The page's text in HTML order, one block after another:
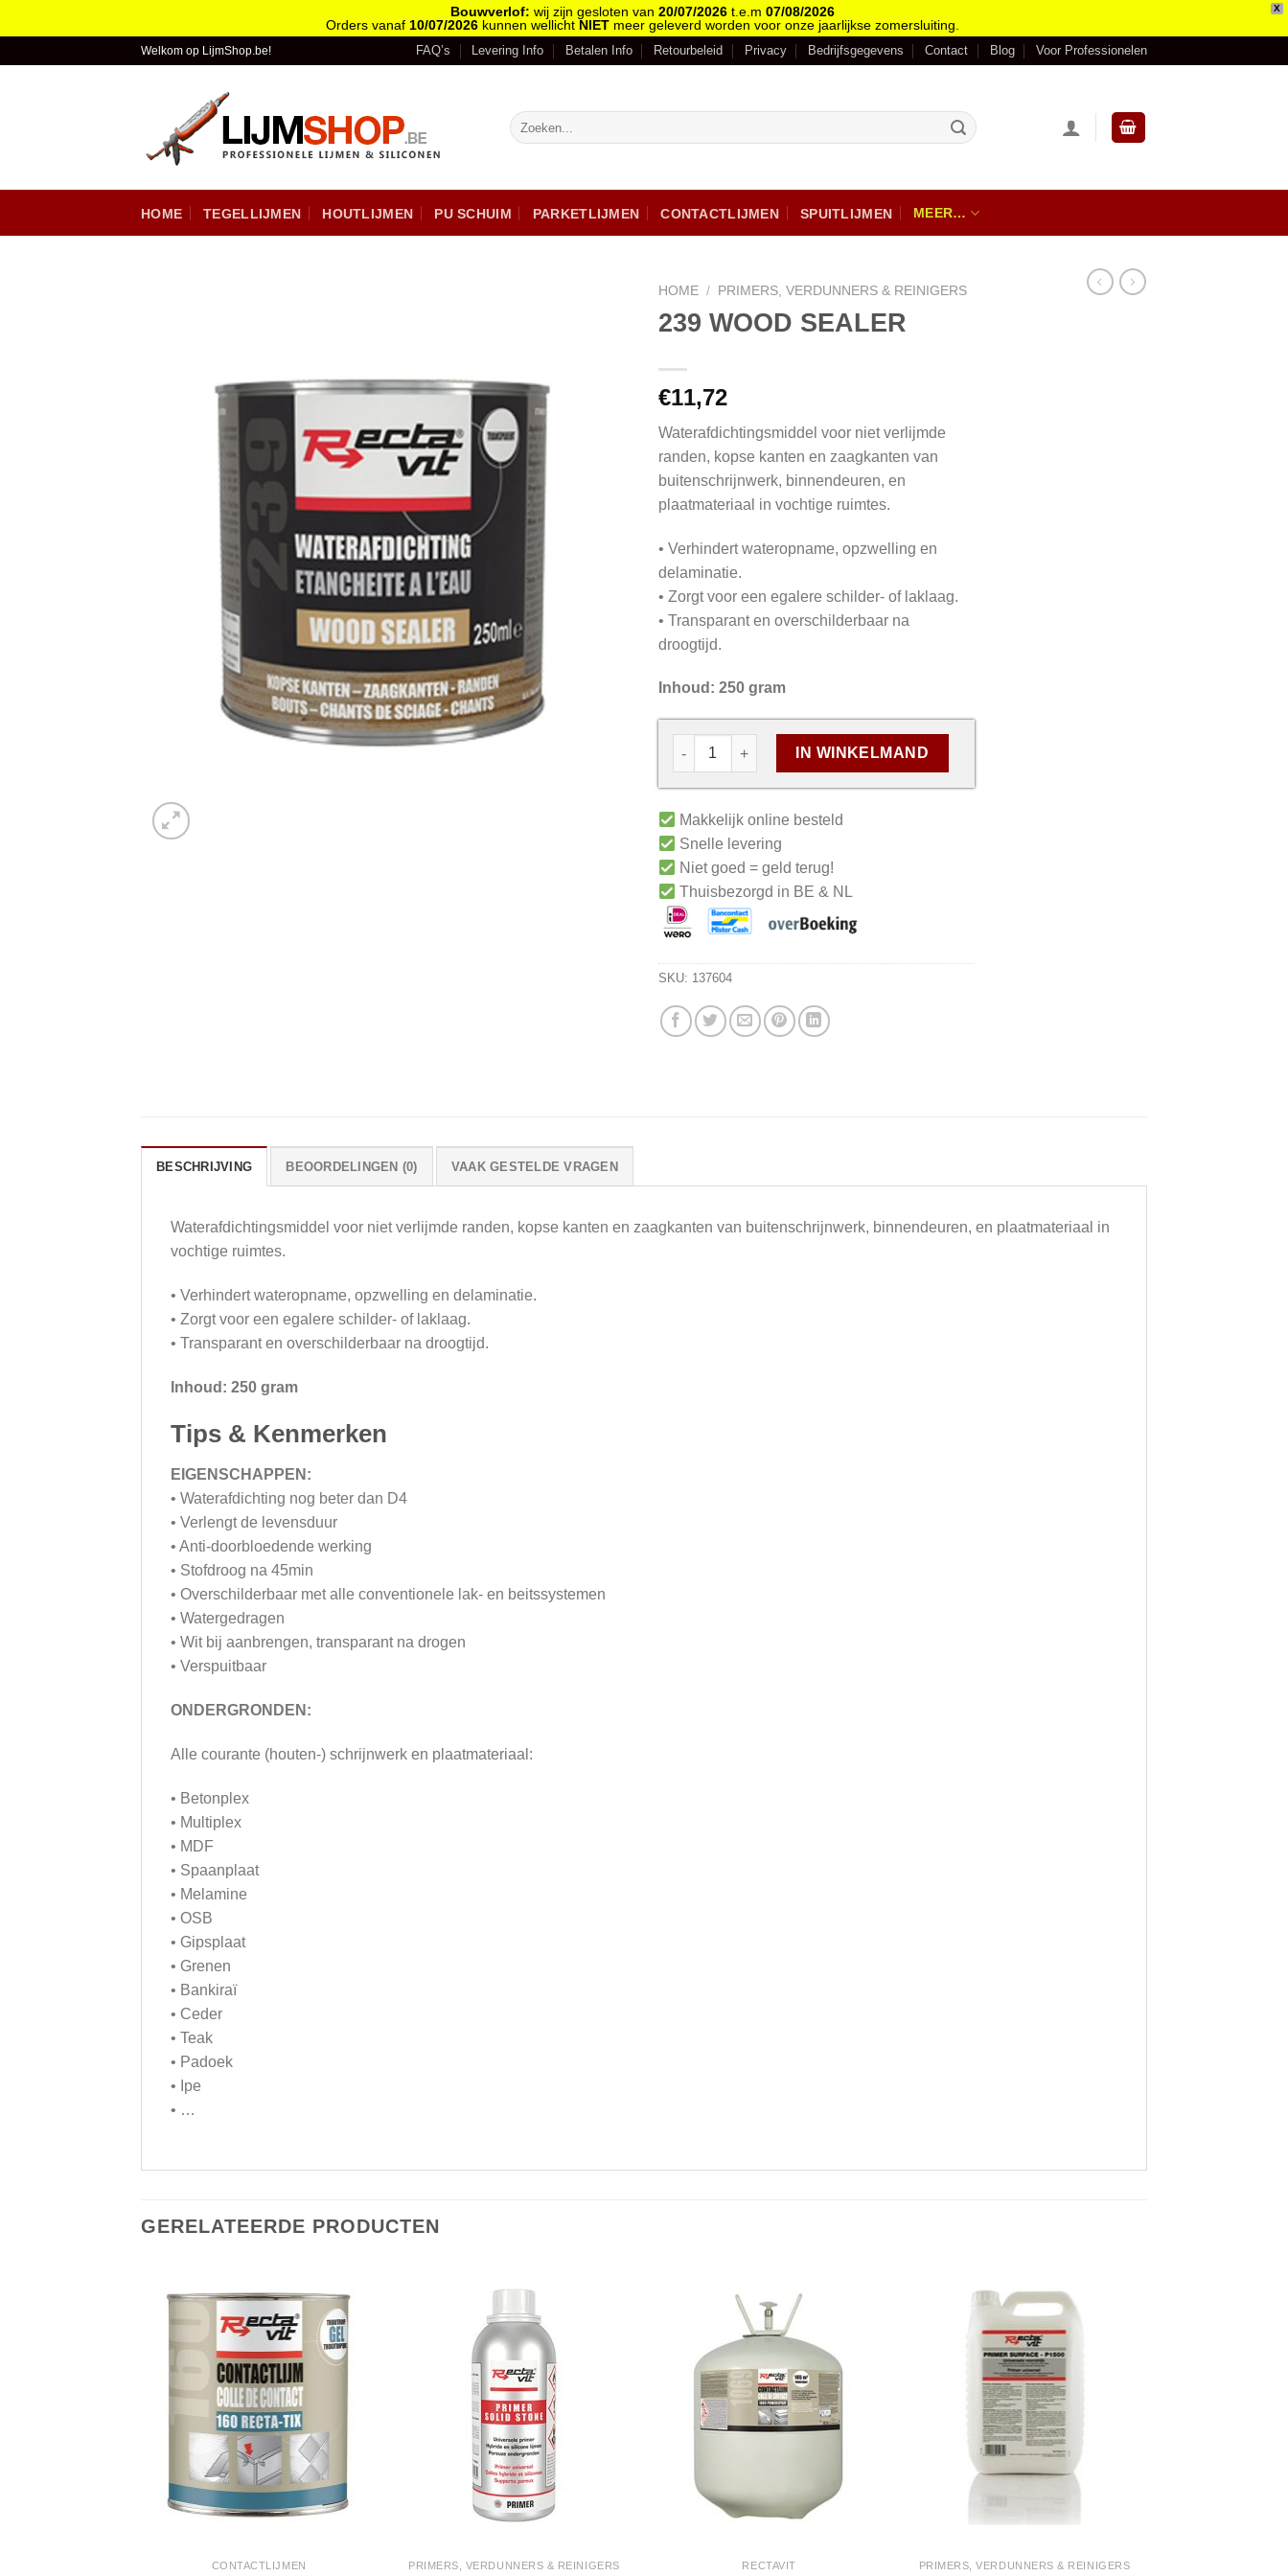
X
Bouwverlof: wij zijn gesloten van 20/07/2026t.e.m 07/08/2026
Orders vanaf 10/07/2026kunnen wellicht NIETmeer geleverd worden voor onze jaarlijkse zomersluiting.
Welkom op LijmShop.be! FAQ’s Levering Info Betalen Info Retourbeleid Privacy Bedrijfsgegevens Contact Blog Voor Professionelen
HOME TEGELLIJMEN HOUTLIJMEN PU SCHUIM PARKETLIJMEN CONTACTLIJMEN SPUITLIJMEN MEER…
HOME / PRIMERS, VERDUNNERS & REINIGERS
239 WOOD SEALER
€11,72
Waterafdichtingsmiddel voor niet verlijmde
randen, kopse kanten en zaagkanten van
buitenschrijnwerk, binnendeuren, en
plaatmateriaal in vochtige ruimtes.
• Verhindert wateropname, opzwelling en
delaminatie.
• Zorgt voor een egalere schilder- of laklaag.
• Transparant en overschilderbaar na
droogtijd.
Inhoud: 250 gram
IN WINKELMAND
Makkelijk online besteld
Snelle levering
Niet goed = geld terug!
Thuisbezorgd in BE & NL
SKU: 137604
BESCHRIJVING BEOORDELINGEN (0) VAAK GESTELDE VRAGEN
Waterafdichtingsmiddel voor niet verlijmde randen, kopse kanten en zaagkanten van buitenschrijnwerk, binnendeuren, en plaatmateriaal in
vochtige ruimtes.
• Verhindert wateropname, opzwelling en delaminatie.
• Zorgt voor een egalere schilder- of laklaag.
• Transparant en overschilderbaar na droogtijd.
Inhoud: 250 gram
Tips & Kenmerken
EIGENSCHAPPEN:
• Waterafdichting nog beter dan D4
• Verlengt de levensduur
• Anti-doorbloedende werking
• Stofdroog na 45min
• Overschilderbaar met alle conventionele lak- en beitssystemen
• Watergedragen
• Wit bij aanbrengen, transparant na drogen
• Verspuitbaar
ONDERGRONDEN:
Alle courante (houten-) schrijnwerk en plaatmateriaal:
• Betonplex
• Multiplex
• MDF
• Spaanplaat
• Melamine
• OSB
• Gipsplaat
• Grenen
• Bankiraï
• Ceder
• Teak
• Padoek
• Ipe
• …
GERELATEERDE PRODUCTEN
CONTACTLIJMEN PRIMERS, VERDUNNERS & REINIGERS RECTAVIT PRIMERS, VERDUNNERS & REINIGERS